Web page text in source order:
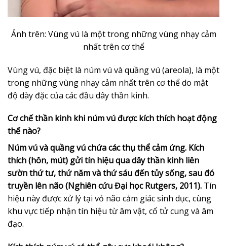
Ảnh trên: Vùng vú là một trong những vùng nhạy cảm
nhất trên cơ thể
Vùng vú, đặc biệt là núm vú và quầng vú (areola), là một
trong những vùng nhạy cảm nhất trên cơ thể do mật
độ dày đặc của các đầu dây thần kinh.
Cơ chế thần kinh khi núm vú được kích thích hoạt động
thế nào?
Núm vú và quầng vú chứa các thụ thể cảm ứng. Kích
thích (hôn, mút) gửi tín hiệu qua dây thần kinh liên
sườn thứ tư, thứ năm và thứ sáu đến tủy sống, sau đó
truyền lên não (Nghiên cứu Đại học Rutgers, 2011). Tín
hiệu này được xử lý tại vỏ não cảm giác sinh dục, cùng
khu vực tiếp nhận tín hiệu từ âm vật, cổ tử cung và âm
đạo.